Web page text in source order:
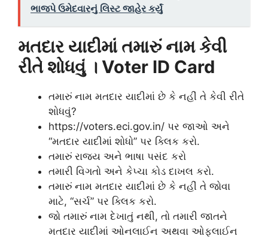
ભાજપે ઉમેદવારનું લિસ્ટ જાહેર કર્યું
મતદાર યાદીમાં તમારું નામ કેવી
રીતે શોધવું । Voter ID Card
તમારું નામ મતદાર યાદીમાં છે કે નહીં તે કેવી રીતે
શોધવું?
https://voters.eci.gov.in/ પર જાઓ અને
“મતદાર યાદીમાં શોધો” પર ક્લિક કરો.
તમારું રાજ્ય અને ભાષા પસંદ કરો
તમારી વિગતો અને કેપ્ચા કોડ દાખલ કરો.
તમારું નામ મતદાર યાદીમાં છે કે નહીં તે જોવા
માટે, “સર્ચ” પર ક્લિક કરો.
જો તમારું નામ દેખાતું નથી, તો તમારી જાતને
મતદાર યાદીમાં ઓનલાઈન અથવા ઓફલાઈન